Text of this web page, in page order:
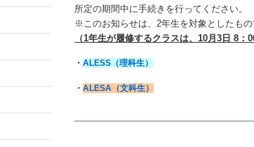
所定の期間中に手続きを行ってください。
※このお知らせは、2年生を対象としたも
（1年生が履修するクラスは、10月3日 8：
・ALESS（理科生）
・ALESA（文科生）